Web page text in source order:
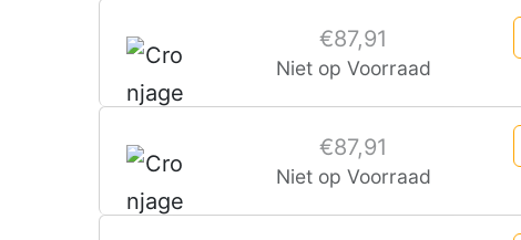
€87,91
Niet op Voorraad
€87,91
Niet op Voorraad